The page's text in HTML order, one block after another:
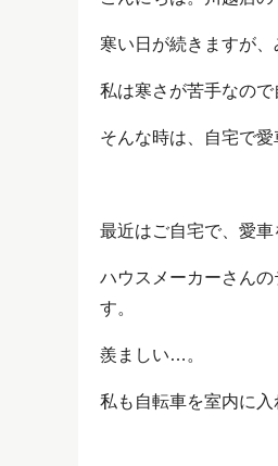
寒い日が続きますが
私は寒さが苦手なの
そんな時は、自宅で
最近はご自宅で、愛
ハウスメーカーさん
す。
羨ましい…。
私も自転車を室内に